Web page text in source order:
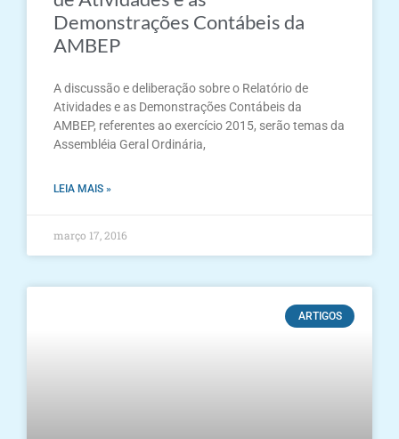
Demonstrações Contábeis da
AMBEP
A discussão e deliberação sobre o Relatório de
Atividades e as Demonstrações Contábeis da
AMBEP, referentes ao exercício 2015, serão temas da
Assembléia Geral Ordinária,
LEIA MAIS »
março 17, 2016
ARTIGOS